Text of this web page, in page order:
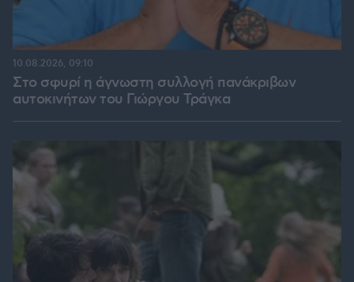
Στο σφυρί η άγνωστη συλλογή πανάκριβων
αυτοκινήτων του Γιώργου Τράγκα
10.08.2026, 09:10